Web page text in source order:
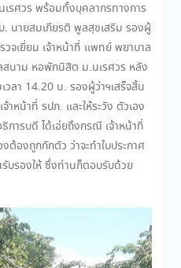
รศวร พร้อมทั้งบุคลากรทางการ
. นายสมเกียรติ พูลสุขเสริม รองผู้
จเยี่ยม เจ้าหน้าที่ แพทย์ พยาบาล
นาม หอพักนิสิต ม.นเรศวร หลัง
วลา 14.20 น. รองผู้ว่าฯเสร็จสิ้น
าหน้าที่ รปภ. และให้ระวัง ตัวเอง
การบดี ได้เอ่ยถึงกรณี เจ้าหน้าที่
ต้องถูกกักตัว ว่าจะทำใบประกาศ
บรองให้ ซึ่งท่านก็ตอบรับด้วย